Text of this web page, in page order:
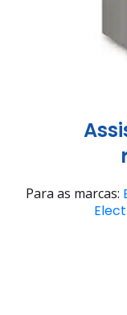
Para as marcas: